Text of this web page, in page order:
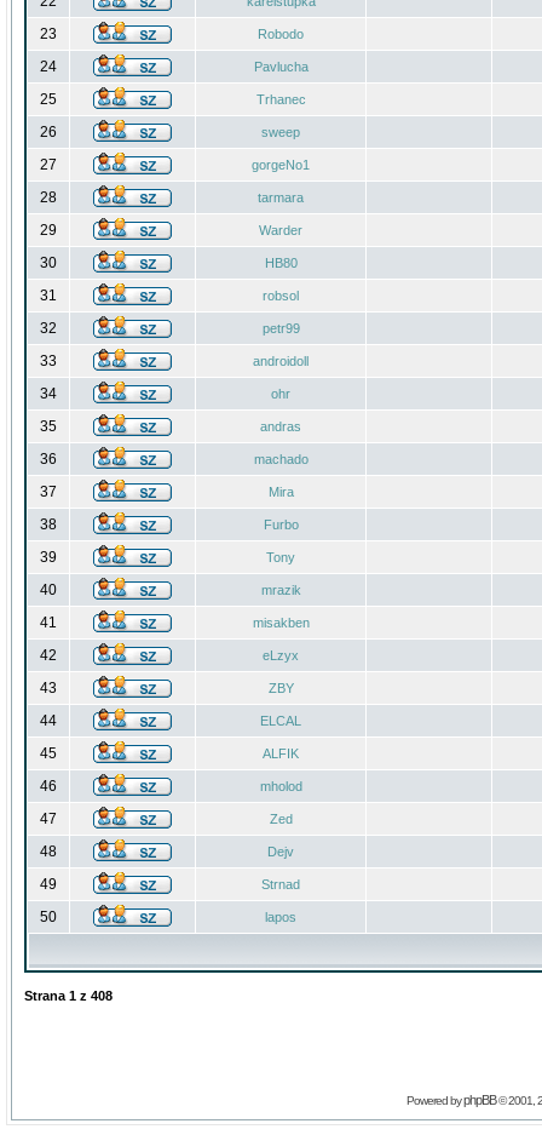
23 Robodo
24 Pavlucha
25 Trhanec
26 sweep
27 gorgeNo1
28 tarmara
29 Warder
30 HB80
31 robsol
32 petr99
33 androidoll
34 ohr
35 andras
36 machado
37 Mira
38 Furbo
39 Tony
40 mrazik
41 misakben
42 eLzyx
43 ZBY
44 ELCAL
45 ALFIK
46 mholod
47 Zed
48 Dejv
49 Strnad
50 lapos
Strana 1 z 408
Powered byphpBB© 2001,